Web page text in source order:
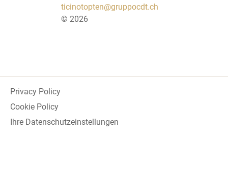
ticinotopten@gruppocdt.ch
© 2026
Privacy Policy
Cookie Policy
Ihre Datenschutzeinstellungen